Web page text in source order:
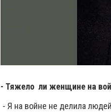
- Тяжело ли женщине на
- Я на войне не делила